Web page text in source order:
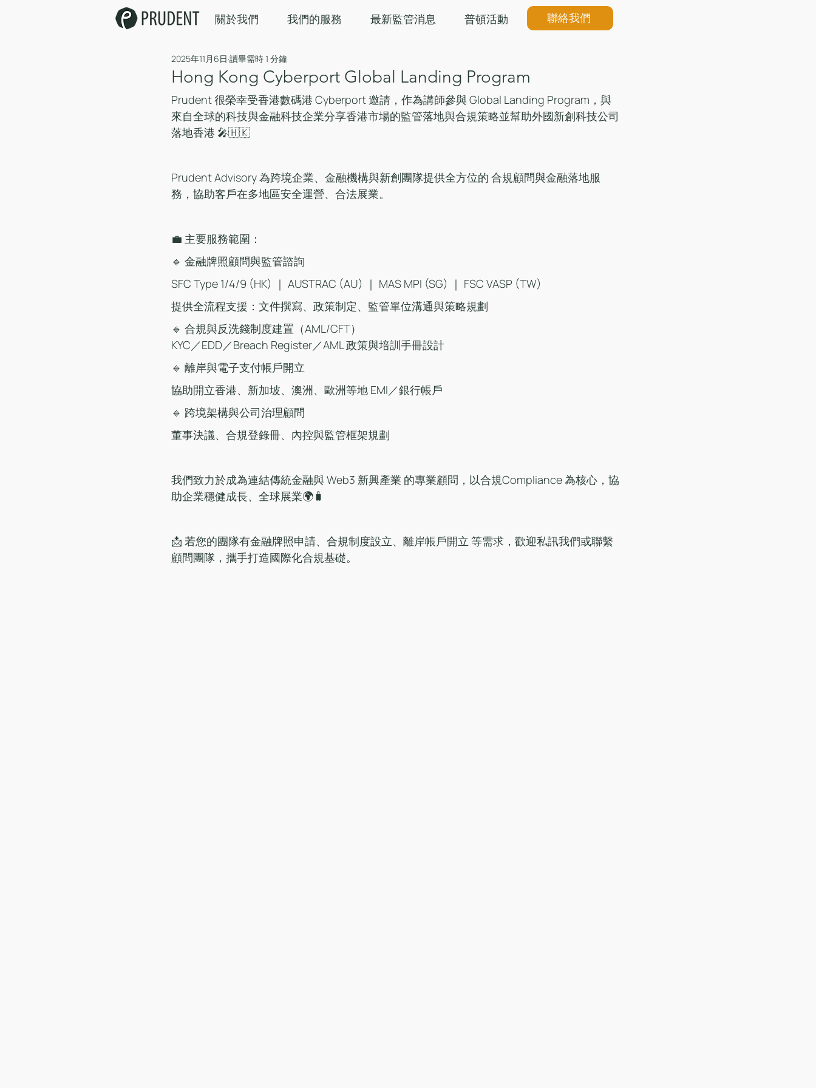
關於我們 我們的服務 最新監管消息 普頓活動 聯絡我們
Hong Kong Cyberport Global Landing Program
2025年11月6日 讀畢需時 1 分鐘
Prudent 很榮幸受香港數碼港 Cyberport 邀請，作為講師參與 Global Landing Program，與
來自全球的科技與金融科技企業分享香港市場的監管落地與合規策略並幫助外國新創科技公司
落地香港 🎤🇭🇰
Prudent Advisory 為跨境企業、金融機構與新創團隊提供全方位的 合規顧問與金融落地服
務，協助客戶在多地區安全運營、合法展業。
💼 主要服務範圍：
🔹 金融牌照顧問與監管諮詢
SFC Type 1/4/9 (HK) ｜ AUSTRAC (AU) ｜ MAS MPI (SG) ｜ FSC VASP (TW)
提供全流程支援：文件撰寫、政策制定、監管單位溝通與策略規劃
🔹 合規與反洗錢制度建置（AML/CFT）
KYC／EDD／Breach Register／AML 政策與培訓手冊設計
🔹 離岸與電子支付帳戶開立
協助開立香港、新加坡、澳洲、歐洲等地 EMI／銀行帳戶
🔹 跨境架構與公司治理顧問
董事決議、合規登錄冊、內控與監管框架規劃
我們致力於成為連結傳統金融與 Web3 新興產業 的專業顧問，以合規Compliance 為核心，協
助企業穩健成長、全球展業🌍🧳
📩 若您的團隊有金融牌照申請、合規制度設立、離岸帳戶開立 等需求，歡迎私訊我們或聯繫
顧問團隊，攜手打造國際化合規基礎。